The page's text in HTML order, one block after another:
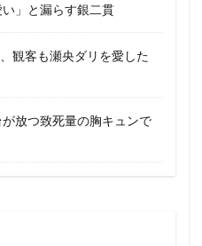
」と漏らす銀二貫
観客も瀬央ダリを愛した
放つ致死量の胸キュンで